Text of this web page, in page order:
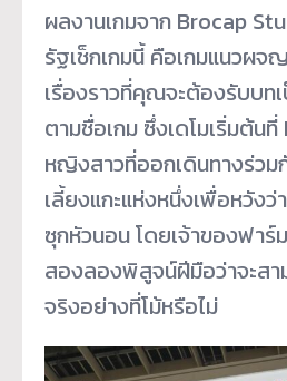
ผลงานเกมจาก Brocap
รัฐเช็กเกมนี้ คือเกมแนวผ
เรื่องราวที่คุณจะต้องรับบท
ตามชื่อเกม ซึ่งเดโมเริ่มต้น
หญิงสาวที่ออกเดินทางร่วม
เลี้ยงแกะแห่งหนึ่งเพื่อหวังว่
ซุกหัวนอน โดยเจ้าของฟาร์
สองลองพิสูจน์ฝีมือว่าจะสา
จริงอย่างที่โม้หรือไม่